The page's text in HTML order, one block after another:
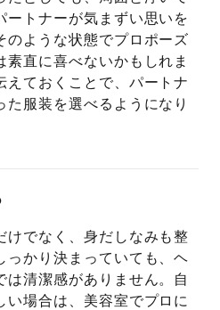
ートナーが気まずい思いを
のような状態でプロポーズ
素直に喜べないかもしれま
えておくことで、パートナ
た服装を選べるようになり
けでなく、身だしなみも整
っかり決まっていても、ヘ
は清潔感がありません。自
い場合は、美容室でプロに